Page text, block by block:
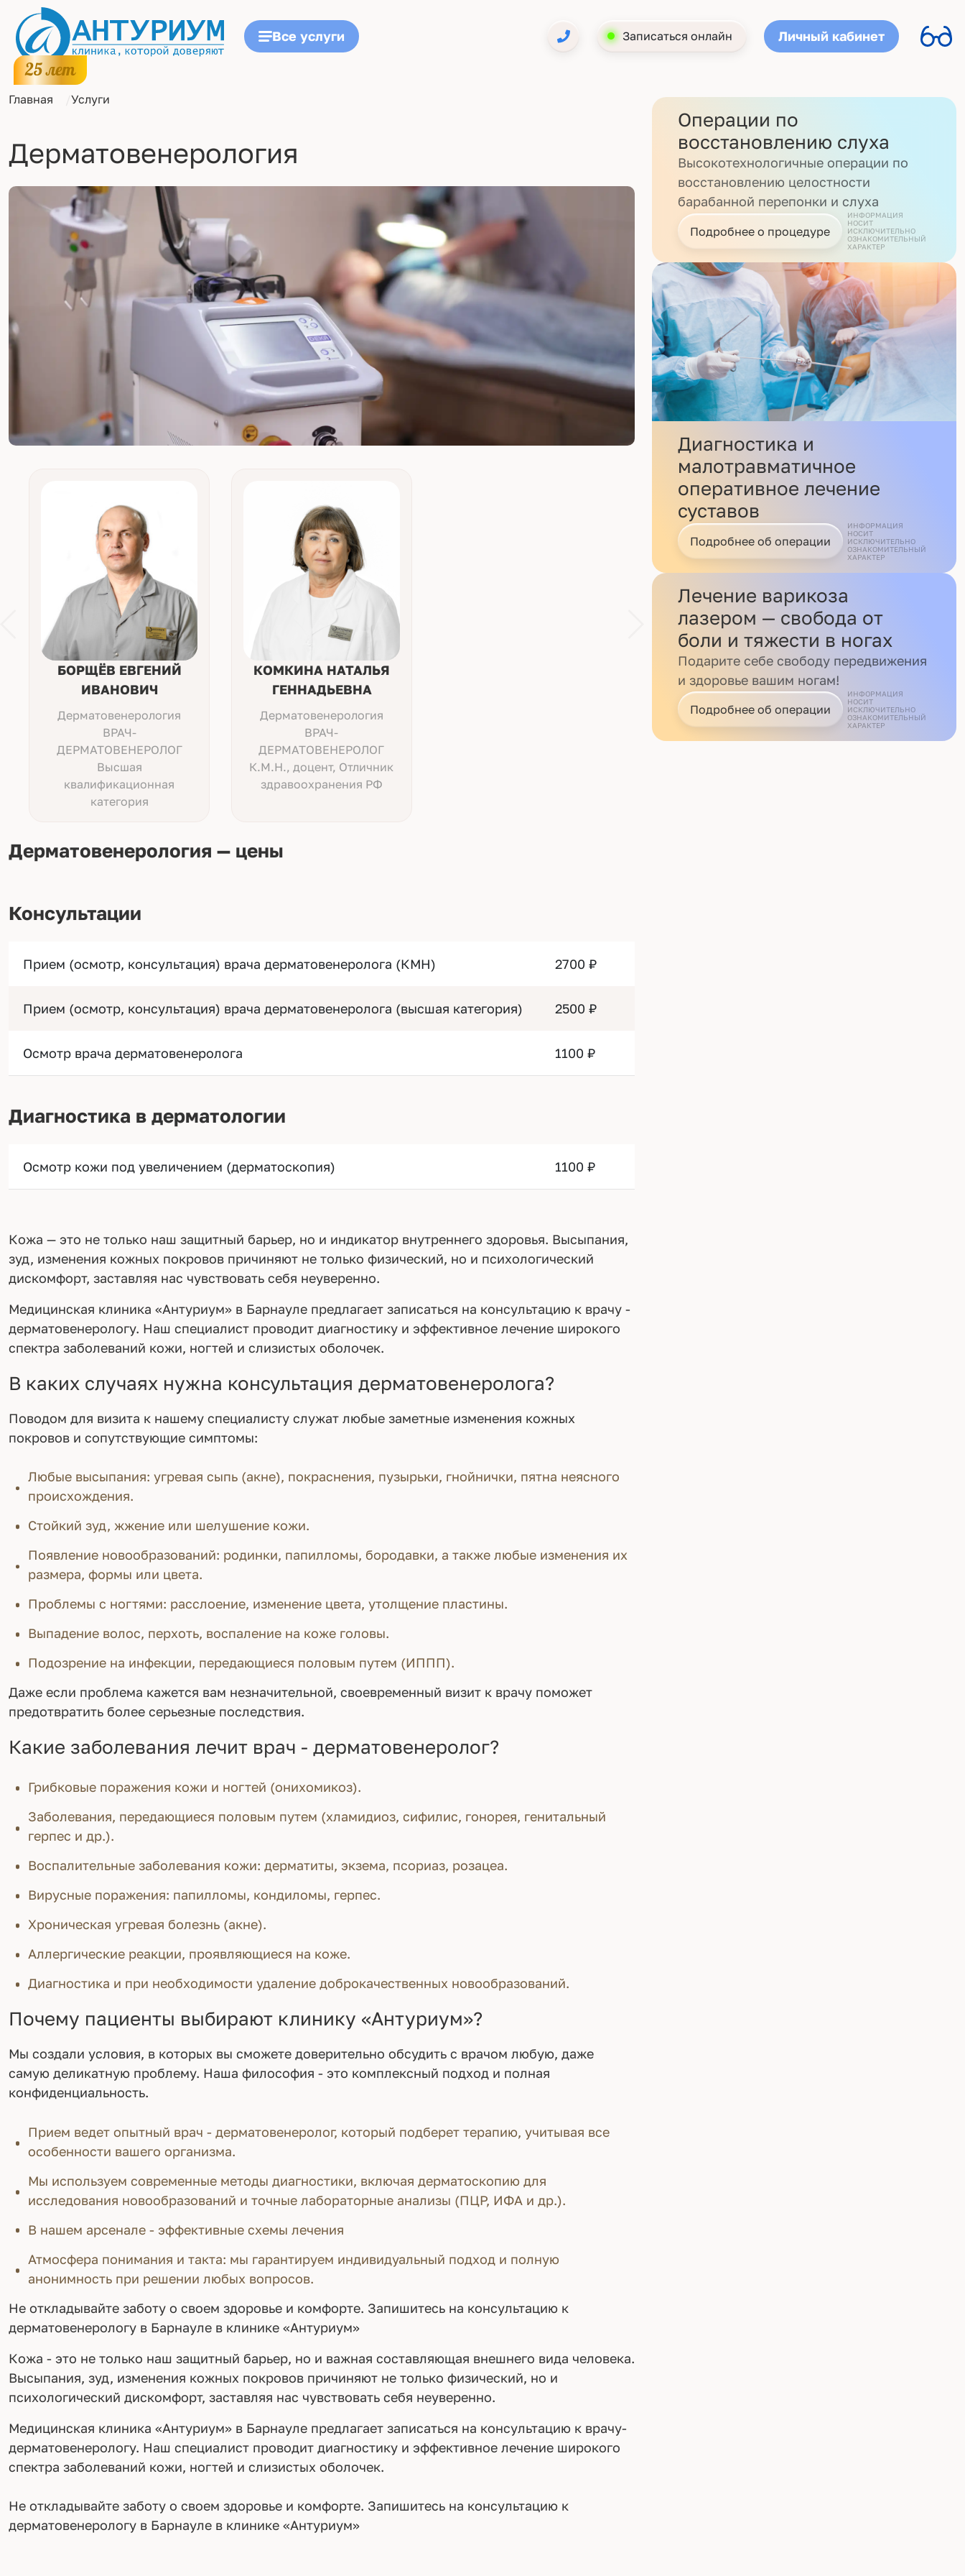
Все услуги Записаться онлайн Личный кабинет
Главная Услуги
Дерматовенерология
БОРЩЁВ ЕВГЕНИЙ
ИВАНОВИЧ
Дерматовенерология
ВРАЧ-
ДЕРМАТОВЕНЕРОЛОГ
Высшая
квалификационная
категория
КОМКИНА НАТАЛЬЯ
ГЕННАДЬЕВНА
Дерматовенерология
ВРАЧ-
ДЕРМАТОВЕНЕРОЛОГ
К.М.Н., доцент, Отличник
здравоохранения РФ
Дерматовенерология — цены
Консультации
Прием (осмотр, консультация) врача дерматовенеролога (КМН) 2700 ₽
Прием (осмотр, консультация) врача дерматовенеролога (высшая категория) 2500 ₽
Осмотр врача дерматовенеролога 1100 ₽
Диагностика в дерматологии
Осмотр кожи под увеличением (дерматоскопия) 1100 ₽
Кожа — это не только наш защитный барьер, но и индикатор внутреннего здоровья. Высыпания,
зуд, изменения кожных покровов причиняют не только физический, но и психологический
дискомфорт, заставляя нас чувствовать себя неуверенно.
Медицинская клиника «Антуриум» в Барнауле предлагает записаться на консультацию к врачу -
дерматовенерологу. Наш специалист проводит диагностику и эффективное лечение широкого
спектра заболеваний кожи, ногтей и слизистых оболочек.
В каких случаях нужна консультация дерматовенеролога?
Поводом для визита к нашему специалисту служат любые заметные изменения кожных
покровов и сопутствующие симптомы:
Любые высыпания: угревая сыпь (акне), покраснения, пузырьки, гнойнички, пятна неясного
происхождения.
Стойкий зуд, жжение или шелушение кожи.
Появление новообразований: родинки, папилломы, бородавки, а также любые изменения их
размера, формы или цвета.
Проблемы с ногтями: расслоение, изменение цвета, утолщение пластины.
Выпадение волос, перхоть, воспаление на коже головы.
Подозрение на инфекции, передающиеся половым путем (ИППП).
Даже если проблема кажется вам незначительной, своевременный визит к врачу поможет
предотвратить более серьезные последствия.
Какие заболевания лечит врач - дерматовенеролог?
Грибковые поражения кожи и ногтей (онихомикоз).
Заболевания, передающиеся половым путем (хламидиоз, сифилис, гонорея, генитальный
герпес и др.).
Воспалительные заболевания кожи: дерматиты, экзема, псориаз, розацеа.
Вирусные поражения: папилломы, кондиломы, герпес.
Хроническая угревая болезнь (акне).
Аллергические реакции, проявляющиеся на коже.
Диагностика и при необходимости удаление доброкачественных новообразований.
Почему пациенты выбирают клинику «Антуриум»?
Мы создали условия, в которых вы сможете доверительно обсудить с врачом любую, даже
самую деликатную проблему. Наша философия - это комплексный подход и полная
конфиденциальность.
Прием ведет опытный врач - дерматовенеролог, который подберет терапию, учитывая все
особенности вашего организма.
Мы используем современные методы диагностики, включая дерматоскопию для
исследования новообразований и точные лабораторные анализы (ПЦР, ИФА и др.).
В нашем арсенале - эффективные схемы лечения
Атмосфера понимания и такта: мы гарантируем индивидуальный подход и полную
анонимность при решении любых вопросов.
Не откладывайте заботу о своем здоровье и комфорте. Запишитесь на консультацию к
дерматовенерологу в Барнауле в клинике «Антуриум»
Кожа - это не только наш защитный барьер, но и важная составляющая внешнего вида человека.
Высыпания, зуд, изменения кожных покровов причиняют не только физический, но и
психологический дискомфорт, заставляя нас чувствовать себя неуверенно.
Медицинская клиника «Антуриум» в Барнауле предлагает записаться на консультацию к врачу-
дерматовенерологу. Наш специалист проводит диагностику и эффективное лечение широкого
спектра заболеваний кожи, ногтей и слизистых оболочек.
Не откладывайте заботу о своем здоровье и комфорте. Запишитесь на консультацию к
дерматовенерологу в Барнауле в клинике «Антуриум»
Операции по
восстановлению слуха
Высокотехнологичные операции по
восстановлению целостности
барабанной перепонки и слуха
Подробнее о процедуре
ИНФОРМАЦИЯ
НОСИТ
ИСКЛЮЧИТЕЛЬНО
ОЗНАКОМИТЕЛЬНЫЙ
ХАРАКТЕР
Диагностика и
малотравматичное
оперативное лечение
суставов
Подробнее об операции
ИНФОРМАЦИЯ
НОСИТ
ИСКЛЮЧИТЕЛЬНО
ОЗНАКОМИТЕЛЬНЫЙ
ХАРАКТЕР
Лечение варикоза
лазером — свобода от
боли и тяжести в ногах
Подарите себе свободу передвижения
и здоровье вашим ногам!
Подробнее об операции
ИНФОРМАЦИЯ
НОСИТ
ИСКЛЮЧИТЕЛЬНО
ОЗНАКОМИТЕЛЬНЫЙ
ХАРАКТЕР